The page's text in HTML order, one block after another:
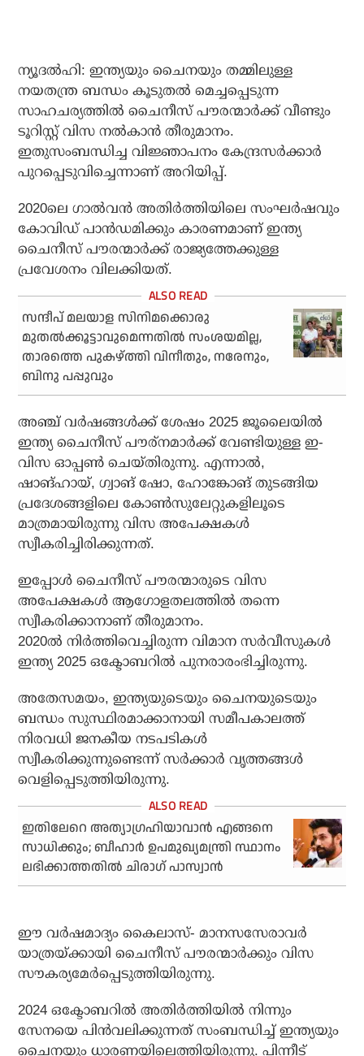
ന്യൂദല്‍ഹി: ഇന്ത്യയും ചൈനയും തമ്മിലുള്ള
നയതന്ത്ര ബന്ധം കൂടുതല്‍ മെച്ചപ്പെടുന്ന
സാഹചര്യത്തില്‍ ചൈനീസ് പൗരന്മാര്‍ക്ക് വീണ്ടും
ടൂറിസ്റ്റ് വിസ നല്‍കാന്‍ തീരുമാനം.
ഇതുസംബന്ധിച്ച വിജ്ഞാപനം കേന്ദ്രസര്‍ക്കാര്‍
പുറപ്പെടുവിച്ചെന്നാണ് അറിയിപ്പ്.
2020ലെ ഗാല്‍വന്‍ അതിര്‍ത്തിയിലെ സംഘര്‍ഷവും
കോവിഡ് പാന്‍ഡമിക്കും കാരണമാണ് ഇന്ത്യ
ചൈനീസ് പൗരന്മാര്‍ക്ക് രാജ്യത്തേക്കുള്ള
പ്രവേശനം വിലക്കിയത്.
സന്ദീപ് മലയാള സിനിമക്കൊരു
മുതല്‍ക്കൂട്ടാവുമെന്നതില്‍ സംശയമില്ല,
താരത്തെ പുകഴ്ത്തി വിനീതും, നരേനും,
ബിനു പപ്പുവും
അഞ്ച് വര്‍ഷങ്ങള്‍ക്ക് ശേഷം 2025 ജൂലൈയില്‍
ഇന്ത്യ ചൈനീസ് പൗര്‌നമാര്‍ക്ക് വേണ്ടിയുള്ള ഇ-
വിസ ഓപ്പണ്‍ ചെയ്തിരുന്നു. എന്നാല്‍,
ഷാങ്ഹായ്, ഗ്വാങ് ഷോ, ഹോങ്കോങ് തുടങ്ങിയ
പ്രദേശങ്ങളിലെ കോണ്‍സുലേറ്റുകളിലൂടെ
മാത്രമായിരുന്നു വിസ അപേക്ഷകള്‍
സ്വീകരിച്ചിരിക്കുന്നത്.
ഇപ്പോള്‍ ചൈനീസ് പൗരന്മാരുടെ വിസ
അപേക്ഷകള്‍ ആഗോളതലത്തില്‍ തന്നെ
സ്വീകരിക്കാനാണ് തീരുമാനം.
2020ല്‍ നിര്‍ത്തിവെച്ചിരുന്ന വിമാന സര്‍വീസുകള്‍
ഇന്ത്യ 2025 ഒക്ടോബറില്‍ പുനരാരംഭിച്ചിരുന്നു.
അതേസമയം, ഇന്ത്യയുടെയും ചൈനയുടെയും
ബന്ധം സുസ്ഥിരമാക്കാനായി സമീപകാലത്ത്
നിരവധി ജനകീയ നടപടികള്‍
സ്വീകരിക്കുന്നുണ്ടെന്ന് സര്‍ക്കാര്‍ വൃത്തങ്ങള്‍
വെളിപ്പെടുത്തിയിരുന്നു.
ഇതിലേറെ അത്യാഗ്രഹിയാവാന്‍ എങ്ങനെ
സാധിക്കും; ബീഹാര്‍ ഉപമുഖ്യമന്ത്രി സ്ഥാനം
ലഭിക്കാത്തതില്‍ ചിരാഗ് പാസ്വാന്‍
ഈ വര്‍ഷമാദ്യം കൈലാസ്- മാനസസേരാവര്‍
യാത്രയ്ക്കായി ചൈനീസ് പൗരന്മാര്‍ക്കും വിസ
സൗകര്യമേര്‍പ്പെടുത്തിയിരുന്നു.
2024 ഒക്ടോബറില്‍ അതിര്‍ത്തിയില്‍ നിന്നും
സേനയെ പിന്‍വലിക്കുന്നത് സംബന്ധിച്ച് ഇന്ത്യയും
ചൈനയും ധാരണയിലെത്തിയിരുന്നു. പിന്നീട്